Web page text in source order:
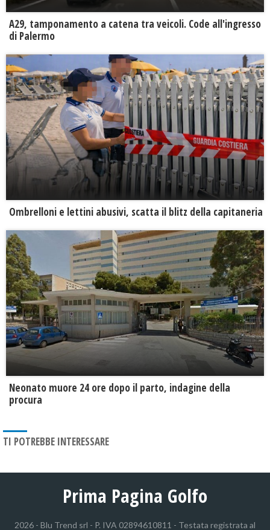
A29, tamponamento a catena tra veicoli. Code all'ingresso
di Palermo
Ombrelloni e lettini abusivi, scatta il blitz della capitaneria
Neonato muore 24 ore dopo il parto, indagine della
procura
TI POTREBBE INTERESSARE
Prima Pagina Golfo
2026 - Blu Trend srl - P. IVA 02894610811 - Testata registrata al